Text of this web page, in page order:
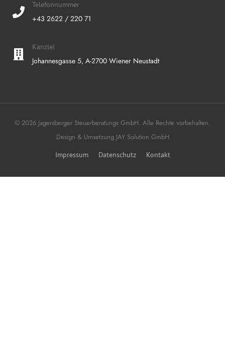
Telefonnummer
+43 2622 / 220 71
Kanzlei
Johannesgasse 5, A-2700 Wiener Neustadt
© 2026 Jagersberger Steuerberatungs GmbH. Alle Rechte vorbehalten.
Design & Umsetzung JAY Solution GmbH
Impressum Datenschutz Kontakt